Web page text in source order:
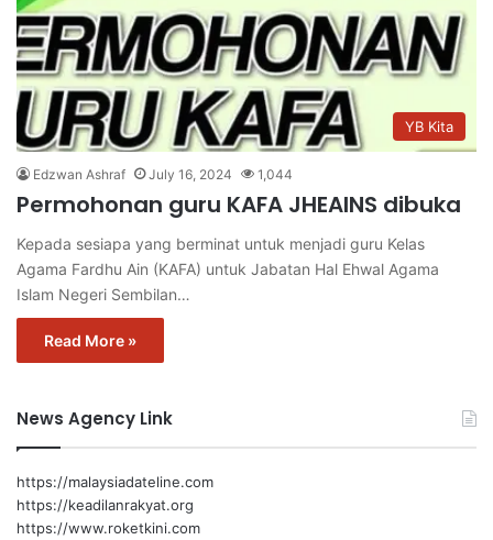
YB Kita
Edzwan Ashraf July 16, 2024 1,044
Permohonan guru KAFA JHEAINS dibuka
Kepada sesiapa yang berminat untuk menjadi guru Kelas
Agama Fardhu Ain (KAFA) untuk Jabatan Hal Ehwal Agama
Islam Negeri Sembilan…
Read More »
News Agency Link
https://malaysiadateline.com
https://keadilanrakyat.org
https://www.roketkini.com